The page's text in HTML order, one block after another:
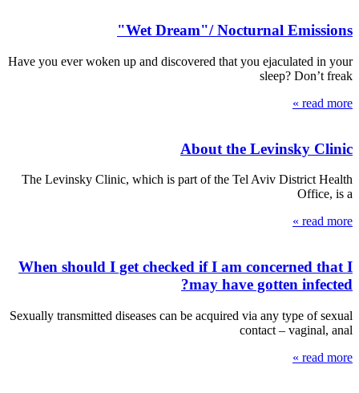
Wet Dream"/ Nocturnal Emissions"
Have you ever woken up and discovered that you ejaculated in your
sleep? Don’t freak
read more »
About the Levinsky Clinic
The Levinsky Clinic, which is part of the Tel Aviv District Health
Office, is a
read more »
When should I get checked if I am concerned that I
may have gotten infected?
Sexually transmitted diseases can be acquired via any type of sexual
contact – vaginal, anal
read more »